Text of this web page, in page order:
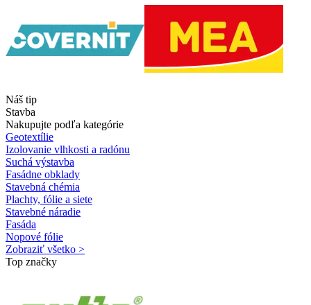
Náš tip
Stavba
Nakupujte podľa kategórie
Geotextílie
Izolovanie vlhkosti a radónu
Suchá výstavba
Fasádne obklady
Stavebná chémia
Plachty, fólie a siete
Stavebné náradie
Fasáda
Nopové fólie
Zobraziť všetko >
Top značky